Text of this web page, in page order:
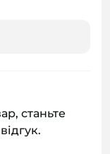
станьте